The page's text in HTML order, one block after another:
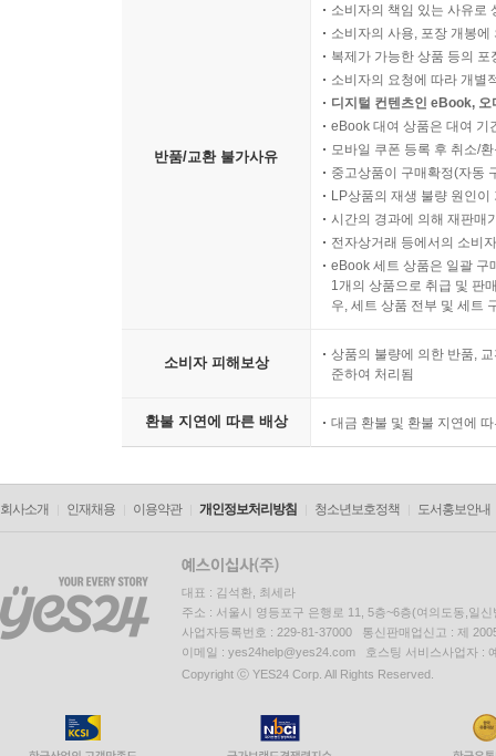
반품/교환 불가사유
소비자의 책임 있는 사유로
소비자의 사용, 포장 개봉
복제가 가능한 상품 등의
소비자의 요청에 따라 개별
디지털 컨텐츠인 eBook,
eBook 대여 상품은 대여 기
모바일 쿠폰 등록 후 취소/
중고상품이 구매확정(자동
LP상품의 재생 불량 원인
시간의 경과에 의해 재판매
전자상거래 등에서의 소비
eBook 세트 상품은 일괄 구
1개의 상품으로 취급 및 판
우, 세트 상품 전부 및 세트
소비자 피해보상
상품의 불량에 의한 반품,
준하여 처리됨
환불 지연에 따른 배상 대금 환불 및 환불 지연에
회사소개 인재채용 이용약관 개인정보처리방침 청소년보호정책 도서홍보안내
대표 : 김석환, 최세라
주소 : 서울시 영등포구 은행로 11, 5층~6층(여의도동,일신
사업자등록번호 : 229-81-37000 통신판매업신고 : 제
이메일 : yes24help@yes24.com 호스팅 서비스사업자 :
Copyright ⓒ YES24 Corp. All Rights Reserved.